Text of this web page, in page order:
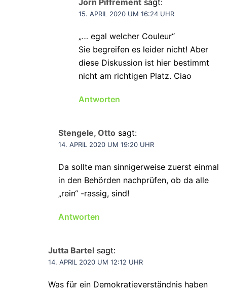
15. APRIL 2020 UM 16:24 UHR
„… egal welcher Couleur“
Sie begreifen es leider nicht! Aber
diese Diskussion ist hier bestimmt
nicht am richtigen Platz. Ciao
Antworten
Stengele, Otto sagt:
14. APRIL 2020 UM 19:20 UHR
Da sollte man sinnigerweise zuerst einmal
in den Behörden nachprüfen, ob da alle
„rein“ -rassig, sind!
Antworten
Jutta Bartel sagt:
14. APRIL 2020 UM 12:12 UHR
Was für ein Demokratieverständnis haben